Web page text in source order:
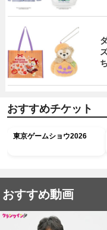
おすすめチケット
東京ゲームショウ2026
おすすめ動画